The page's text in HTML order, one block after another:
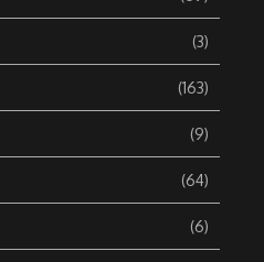
(3)
(163)
(9)
(64)
(6)